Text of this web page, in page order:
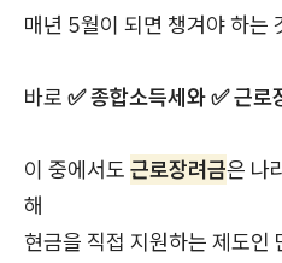
매년 5월이 되면 챙겨야 하는
바로 ✅ 종합소득세와 ✅ 근로
이 중에서도 근로장려금은 나
해
현금을 직접 지원하는 제도인